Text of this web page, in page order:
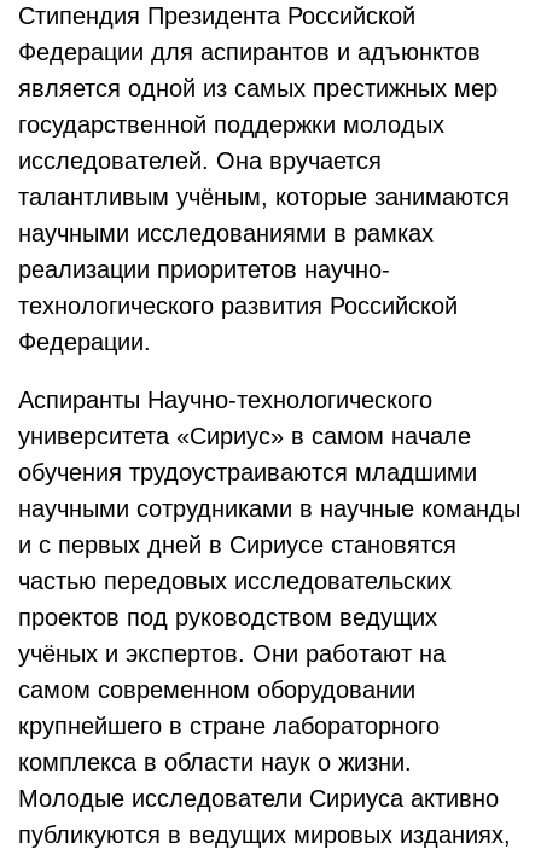
Стипендия Президента Российской
Федерации для аспирантов и адъюнктов
является одной из самых престижных мер
государственной поддержки молодых
исследователей. Она вручается
талантливым учёным, которые занимаются
научными исследованиями в рамках
реализации приоритетов научно-
технологического развития Российской
Федерации.
Аспиранты Научно-технологического
университета «Сириус» в самом начале
обучения трудоустраиваются младшими
научными сотрудниками в научные команды
и с первых дней в Сириусе становятся
частью передовых исследовательских
проектов под руководством ведущих
учёных и экспертов. Они работают на
самом современном оборудовании
крупнейшего в стране лабораторного
комплекса в области наук о жизни.
Молодые исследователи Сириуса активно
публикуются в ведущих мировых изданиях,